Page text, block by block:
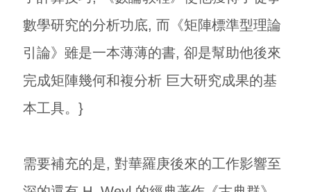
數學研究的分析功底, 而《矩陣標準型理論
引論》雖是一本薄薄的書, 卻是幫助他後來
完成矩陣幾何和複分析 巨大研究成果的基
本工具。}
需要補充的是, 對華羅庚後來的工作影響至